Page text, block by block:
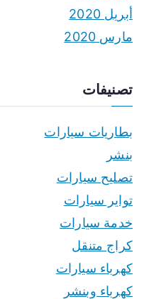
أبريل 2020
مارس 2020
تصنيفات
بطاريات سيارات
بنشر
تصليح سيارات
تواير سيارات
خدمة سيارات
كراج متنقل
كهرباء سيارات
كهرباء وبنشر